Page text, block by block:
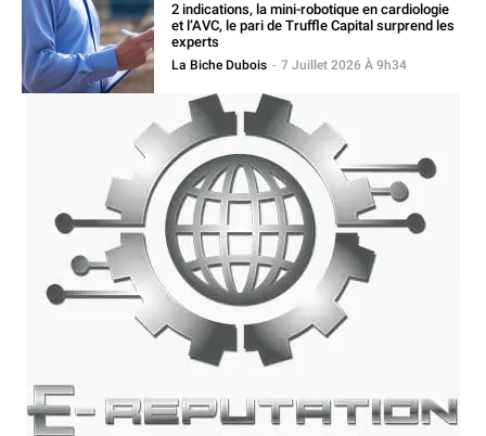
2 indications, la mini-robotique en cardiologie
et l’AVC, le pari de Truffle Capital surprend les
experts
La Biche Dubois - 7 Juillet 2026 À 9h34